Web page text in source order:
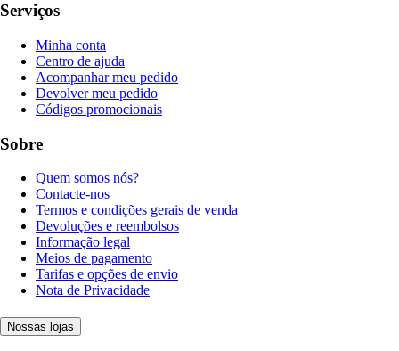
Serviços
Minha conta
Centro de ajuda
Acompanhar meu pedido
Devolver meu pedido
Códigos promocionais
Sobre
Quem somos nós?
Contacte-nos
Termos e condições gerais de venda
Devoluções e reembolsos
Informação legal
Meios de pagamento
Tarifas e opções de envio
Nota de Privacidade
Nossas lojas